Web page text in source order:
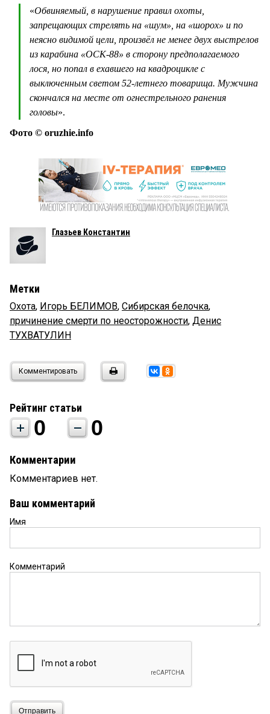
«Обвиняемый, в нарушение правил охоты,
запрещающих стрелять на «шум», на «шорох» и по
неясно видимой цели, произвёл не менее двух выстрелов
из карабина «ОСК-88» в сторону предполагаемого
лося, но попал в ехавшего на квадроцикле с
выключенным светом 52-летнего товарища. Мужчина
скончался на месте от огнестрельного ранения
головы».
Фото © oruzhie.info
Глазьев Константин
Метки
Охота, Игорь БЕЛИМОВ, Сибирская белочка,
причинение смерти по неосторожности, Денис
ТУХВАТУЛИН
Комментировать
Рейтинг статьи
0 0
Комментарии
Комментариев нет.
Ваш комментарий
Имя
Комментарий
Отправить